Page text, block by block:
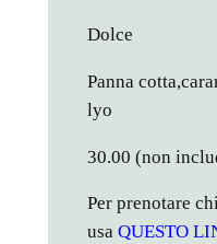
Dolce
Panna
lyo
30.00 (non
Per prenotare
usa QUESTO